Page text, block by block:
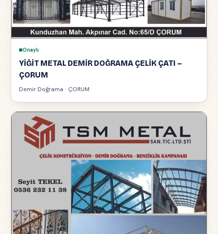
Onaylı
YİĞİT METAL DEMİR DOĞRAMA ÇELİK ÇATI –
ÇORUM
Demir Doğrama · ÇORUM